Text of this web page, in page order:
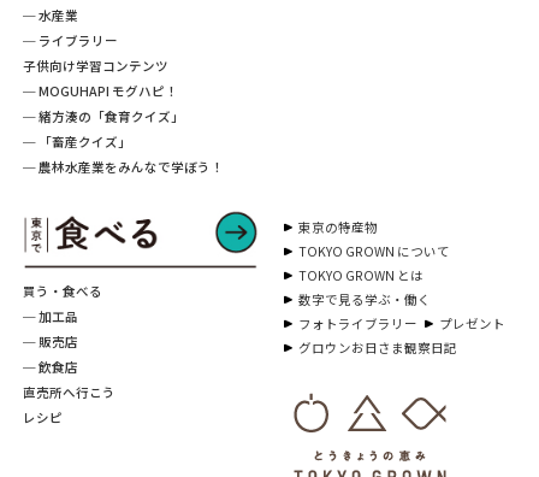
─ 水産業
─ ライブラリー
子供向け学習コンテンツ
─ MOGUHAPI モグハピ！
─ 緒方湊の「食育クイズ」
─ 「畜産クイズ」
─ 農林水産業をみんなで学ぼう！
買う・食べる
─ 加工品
─ 販売店
─ 飲食店
直売所へ行こう
レシピ
東京の特産物
TOKYO GROWN について
TOKYO GROWN とは
数字で見る学ぶ・働く
フォトライブラリー
プレゼント
グロウンお日さま観察日記